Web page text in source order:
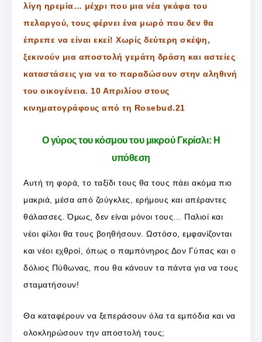
λίγη ηρεμία… μέχρι που μια νέα γκάφα του
πελαργού, τους φέρνει ένα μωρό που δεν θα
έπρεπε να είναι εκεί! Χωρίς δεύτερη σκέψη,
ξεκινούν μια αποστολή γεμάτη δράση και αστείες
καταστάσεις για να το παραδώσουν στην αληθινή
του οικογένεια. 10 Απριλίου στους
κινηματογράφους από τη Rosebud.21
Ο γύρος του κόσμου του μικρού Γκρίσλι: Η
υπόθεση
Αυτή τη φορά, το ταξίδι τους θα τους πάει ακόμα πιο
μακριά, μέσα από ζούγκλες, ερήμους και απέραντες
θάλασσες. Όμως, δεν είναι μόνοι τους… Παλιοί και
νέοι φίλοι θα τους βοηθήσουν. Ωστόσο, εμφανίζονται
και νέοι εχθροί, όπως ο παμπόνηρος Δον Γύπας και ο
δόλιος Πύθωνας, που θα κάνουν τα πάντα για να τους
σταματήσουν!
Θα καταφέρουν να ξεπεράσουν όλα τα εμπόδια και να
ολοκληρώσουν την αποστολή τους;